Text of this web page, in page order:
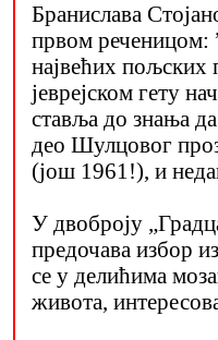
Бранислава
првом реченицом:
највећих пољских
јеврејском гету
ставља до знања
део Шулцовог
(још 1961!), и
У двоброју
предочава избор
се у делићима
живота,